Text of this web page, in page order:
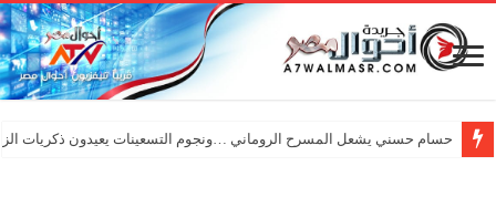
حسام حسني يشعل المسرح الروماني …ونجوم التسعينات يعيدون ذكريات